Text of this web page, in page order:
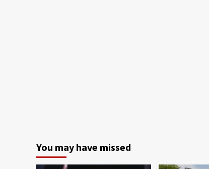
You may have missed